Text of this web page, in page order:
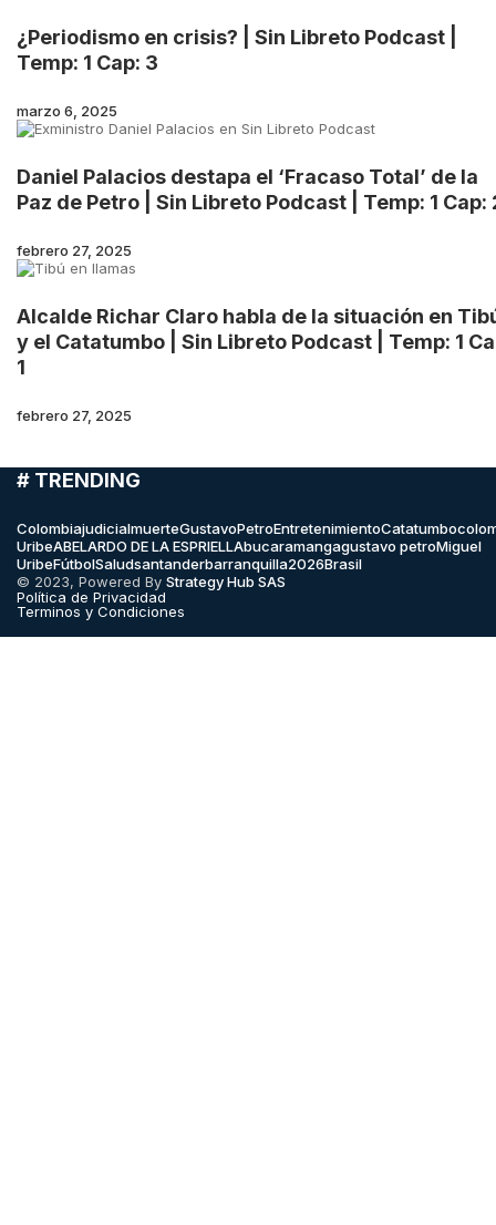
¿Periodismo en crisis? | Sin Libreto Podcast |
Temp: 1 Cap: 3
marzo 6, 2025
Daniel Palacios destapa el ‘Fracaso Total’ de la
Paz de Petro | Sin Libreto Podcast | Temp: 1 Cap:
febrero 27, 2025
Alcalde Richar Claro habla de la situación en
y el Catatumbo | Sin Libreto Podcast | Temp: 1
1
febrero 27, 2025
# TRENDING
ColombiajudicialmuerteGustavoPetroEntretenimientoCatatumbo
UribeABELARDO DE LA ESPRIELLAbucaramangagustavo petroMiguel
UribeFútbolSaludsantanderbarranquilla2026Brasil
© 2023, Powered By Strategy Hub SAS
Política de Privacidad
Terminos y Condiciones